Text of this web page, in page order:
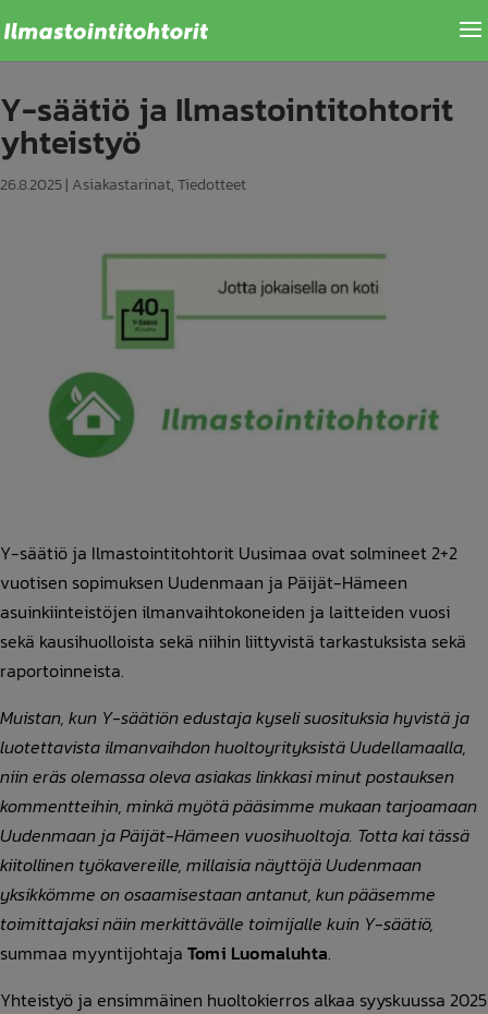
Y-säätiö ja Ilmastointitohtorit
yhteistyö
26.8.2025| Asiakastarinat,Tiedotteet
Y-säätiö ja Ilmastointitohtorit Uusimaa ovat solmineet 2+2
vuotisen sopimuksen Uudenmaan ja Päijät-Hämeen
asuinkiinteistöjen ilmanvaihtokoneiden ja laitteiden vuosi
sekä kausihuolloista sekä niihin liittyvistä tarkastuksista sekä
raportoinneista.
Muistan, kun Y-säätiön edustaja kyseli suosituksia hyvistä ja
luotettavista ilmanvaihdon huoltoyrityksistä Uudellamaalla,
niin eräs olemassa oleva asiakas linkkasi minut postauksen
kommentteihin, minkä myötä pääsimme mukaan tarjoamaan
Uudenmaan ja Päijät-Hämeen vuosihuoltoja. Totta kai tässä
kiitollinen työkavereille, millaisia näyttöjä Uudenmaan
yksikkömme on osaamisestaan antanut, kun pääsemme
toimittajaksi näin merkittävälle toimijalle kuin Y-säätiö,
summaa myyntijohtaja Tomi Luomaluhta.
Yhteistyö ja ensimmäinen huoltokierros alkaa syyskuussa 2025